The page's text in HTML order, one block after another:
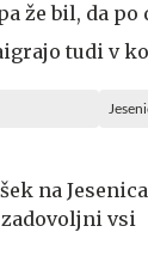
že bil, da po
tudi v
na
vsi